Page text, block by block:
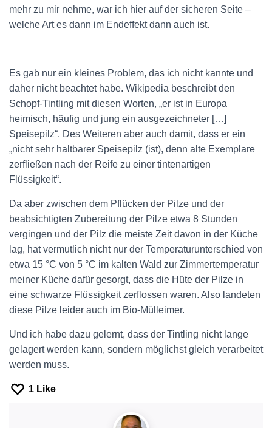
mehr zu mir nehme, war ich hier auf der sicheren Seite –
welche Art es dann im Endeffekt dann auch ist.
Es gab nur ein kleines Problem, das ich nicht kannte und
daher nicht beachtet habe. Wikipedia beschreibt den
Schopf-Tintling mit diesen Worten, „er ist in Europa
heimisch, häufig und jung ein ausgezeichneter […]
Speisepilz“. Des Weiteren aber auch damit, dass er ein
„nicht sehr haltbarer Speisepilz (ist), denn alte Exemplare
zerfließen nach der Reife zu einer tintenartigen
Flüssigkeit“.
Da aber zwischen dem Pflücken der Pilze und der
beabsichtigten Zubereitung der Pilze etwa 8 Stunden
vergingen und der Pilz die meiste Zeit davon in der Küche
lag, hat vermutlich nicht nur der Temperaturunterschied von
etwa 15 °C von 5 °C im kalten Wald zur Zimmertemperatur
meiner Küche dafür gesorgt, dass die Hüte der Pilze in
eine schwarze Flüssigkeit zerflossen waren. Also landeten
diese Pilze leider auch im Bio-Mülleimer.
Und ich habe dazu gelernt, dass der Tintling nicht lange
gelagert werden kann, sondern möglichst gleich verarbeitet
werden muss.
1 Like